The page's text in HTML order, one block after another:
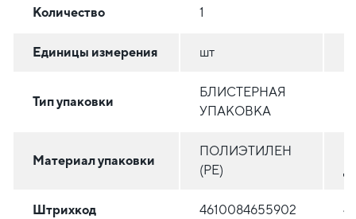
Количество 1
Единицы измерения шт
Тип упаковки
БЛИСТЕРНАЯ
УПАКОВКА
Материал упаковки
ПОЛИЭТИЛЕН
(PE)
Штрихкод 4610084655902